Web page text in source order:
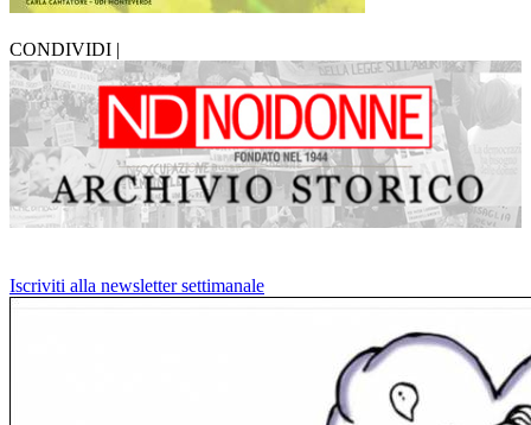
CONDIVIDI |
Iscriviti alla newsletter settimanale